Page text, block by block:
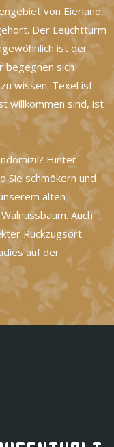
von Eierland,
Der Leuchtturm
ist der
begegnen sich
wissen: Texel ist
willkommen sind, ist
Hinter
Sie schmökern und
alten
Auch
Rückzugsort.
auf der